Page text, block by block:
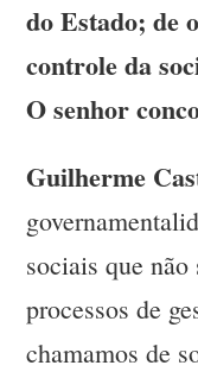
do Estado; de
controle da
O senhor
Guilherme
sociais que não
processos de
chamamos de